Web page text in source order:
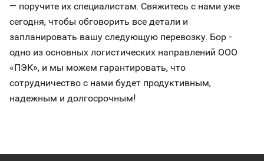
— поручите их специалистам. Свяжитесь с нами уже
сегодня, чтобы обговорить все детали и
запланировать вашу следующую перевозку. Бор -
одно из основных логистических направлений ООО
«ПЭК», и мы можем гарантировать, что
сотрудничество с нами будет продуктивным,
надежным и долгосрочным!